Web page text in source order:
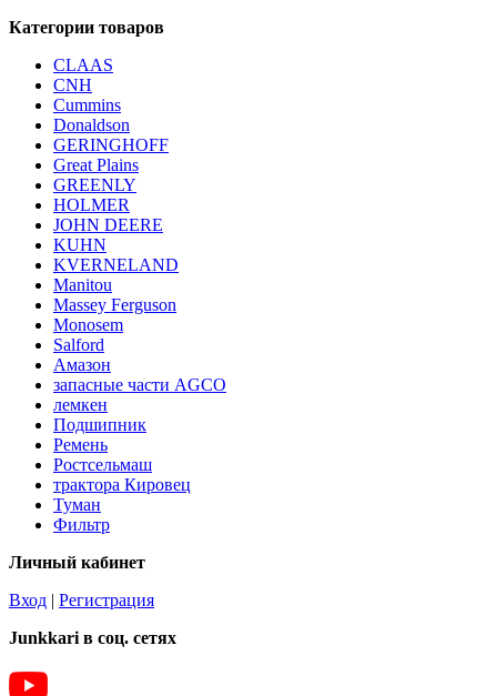
Категории товаров
CLAAS
CNH
Cummins
Donaldson
GERINGHOFF
Great Plains
GREENLY
HOLMER
JOHN DEERE
KUHN
KVERNELAND
Manitou
Massey Ferguson
Monosem
Salford
Амазон
запасные части AGCO
лемкен
Подшипник
Ремень
Ростсельмаш
трактора Кировец
Туман
Фильтр
Личный кабинет
Вход | Регистрация
Junkkari в соц. сетях